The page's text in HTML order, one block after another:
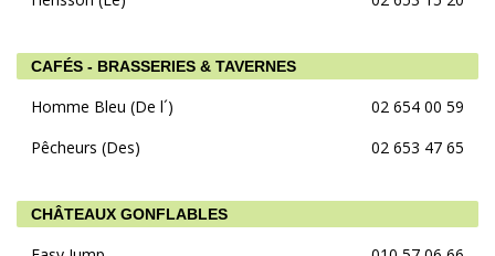
CAFÉS - BRASSERIES & TAVERNES
Homme Bleu (De l´)
02 654 00 59
Pêcheurs (Des)
02 653 47 65
CHÂTEAUX GONFLABLES